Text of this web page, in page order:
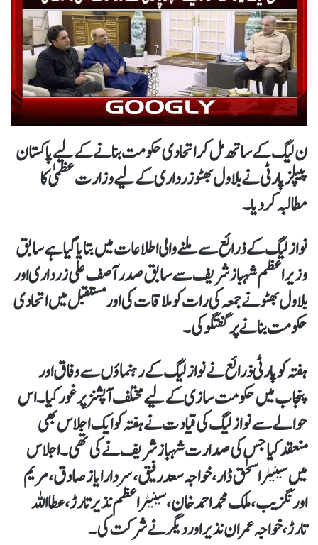
ن لیگ کے ساتھ مل کر اتحادی حکومت بنانے کے لیے پاکستان
پیپلز پارٹی نے بلاول بھٹو زرداری کے لیے وزارت عظمیٰ کا
مطالبہ کر دیا۔
نواز لیگ کے ذرائع سے ملنے والی اطلاعات میں بتایا گیا ہے سابق
وزیراعظم شہباز شریف سے سابق صدر آصف علی زرداری اور
بلاول بھٹو نے جمعہ کی رات کو ملاقات کی اور مستقبل میں اتحادی
حکومت بنانے پر گفتگو کی۔
ہفتہ کو پارٹی ذرائع نے نواز لیگ کے رہنماؤں سے وفاق اور
پنجاب میں حکومت سازی کے لیے مختلف آپشنز پر غور کیا۔ اس
حوالے سے نواز لیگ کی قیادت نے ہفتہ کو ایک اجلاس بھی
منعقد کیا جس کی صدارت شہباز شریف نے کی تھی۔اجلاس
میں سینیٹر اسحٰق ڈار، خواجہ سعد رفیق، سردار ایاز صادق، مریم
اورنگزیب، ملک محمد احمد خان، سینیٹر اعظم نذیر تارڑ، عطااللہ
تارڑ، خواجہ عمران نذیر اور دیگر نے شرکت کی۔